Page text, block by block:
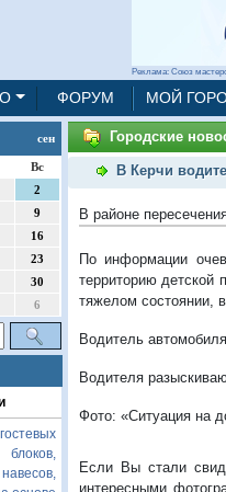
Реклама: Союз
ФОРУМ МОЙ
сен
Вс
2
9
16
23
30
6
блоков,
Городские
В Керчи
В районе
По информации
территорию
тяжелом состоянии,
Водитель
Водителя
Фото: «Ситуация на
Если Вы стали
интересными